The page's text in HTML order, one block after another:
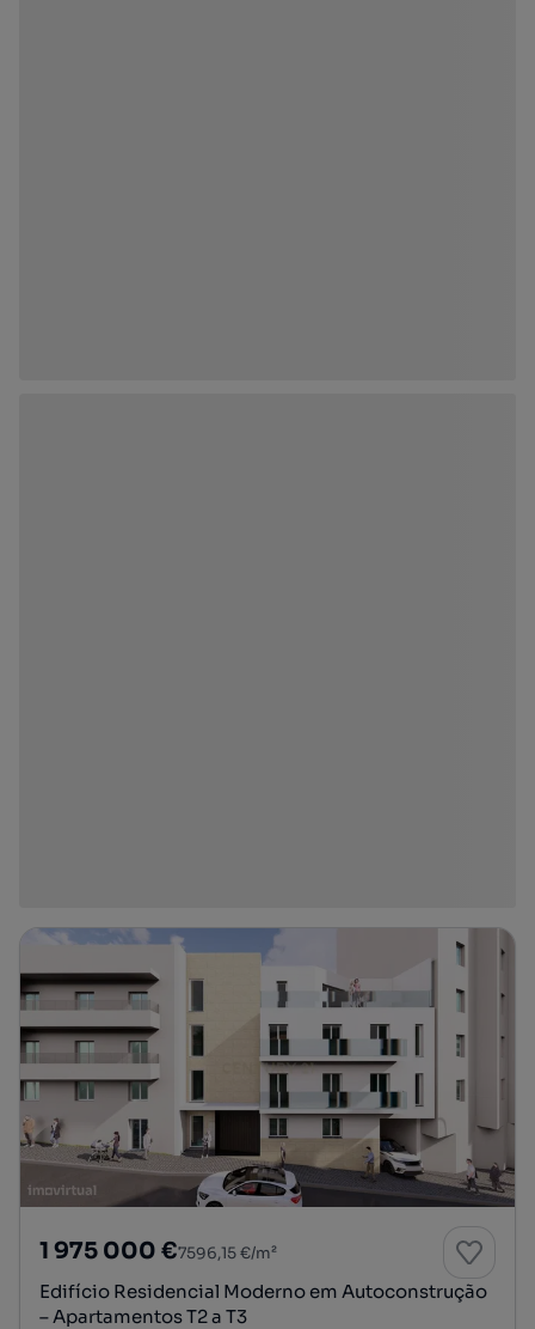
1 975 000 €7596,15 €/m²
Edifício Residencial Moderno em Autoconstrução
– Apartamentos T2 a T3